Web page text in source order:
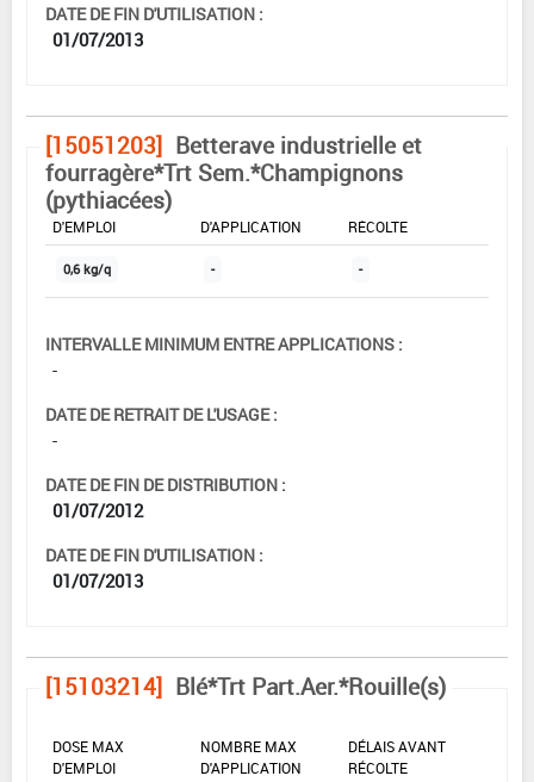
DATE DE FIN D'UTILISATION :
01/07/2013
[15051203] Betterave industrielle et
fourragère*Trt Sem.*Champignons
(pythiacées)
DOSE MAX
D'EMPLOI
D'APPLICATION
RÉCOLTE
0,6 kg/q - -
INTERVALLE MINIMUM ENTRE APPLICATIONS :
-
DATE DE RETRAIT DE L'USAGE :
-
DATE DE FIN DE DISTRIBUTION :
01/07/2012
DATE DE FIN D'UTILISATION :
01/07/2013
[15103214] Blé*Trt Part.Aer.*Rouille(s)
DOSE MAX
D'EMPLOI
NOMBRE MAX
D'APPLICATION
DÉLAIS AVANT
RÉCOLTE